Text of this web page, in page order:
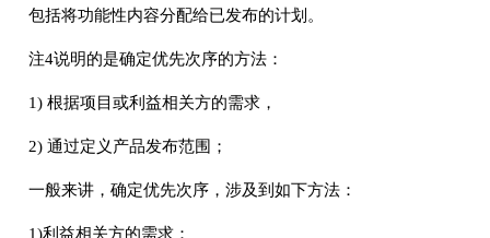
包括将功能性内容分配给已发布的计划。
注4说明的是确定优先次序的方法：
1) 根据项目或利益相关方的需求，
2) 通过定义产品发布范围；
一般来讲，确定优先次序，涉及到如下方法：
1)利益相关方的需求：